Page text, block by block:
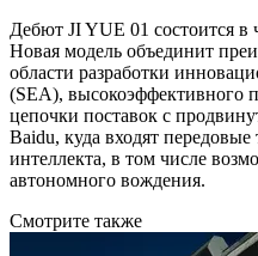
Дебют JI YUE 01 состоится в
Новая модель объединит
области разработки
(SEA), высокоэффективного
цепочки поставок с
Baidu, куда входят
интеллекта, в том числе
автономного вождения.
Смотрите также